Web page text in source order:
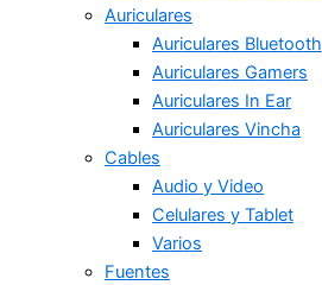
Auriculares
Auriculares Bluetooth
Auriculares Gamers
Auriculares In Ear
Auriculares Vincha
Cables
Audio y Video
Celulares y Tablet
Varios
Fuentes